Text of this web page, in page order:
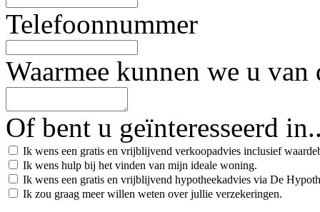
Telefoonnummer
Waarmee kunnen we u
Of bent u geïnteresseerd
Ik wens een gratis en vrijblijvend verkoopadvies inclusief
Ik wens hulp bij het vinden van mijn ideale woning.
Ik wens een gratis en vrijblijvend hypotheekadvies via De
Ik zou graag meer willen weten over jullie verzekeringen.